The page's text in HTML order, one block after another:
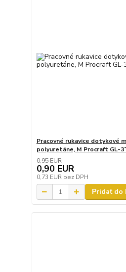
Pracovné rukavice dotykové
polyuretáne, M Procraft GL-
0,95 EUR
0,90 EUR
0,73 EUR bez DPH
Pridať do